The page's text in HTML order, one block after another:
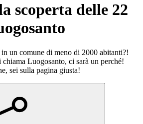
scoperta delle 22
un comune di meno di 2000 abitanti?!
chiama Luogosanto, ci sarà un perché!
sei sulla pagina giusta!